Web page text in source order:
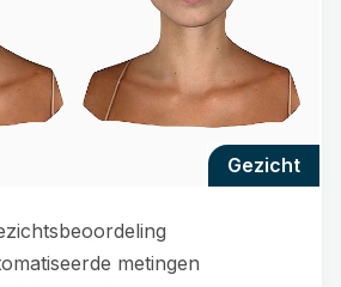
gezicht
metingen